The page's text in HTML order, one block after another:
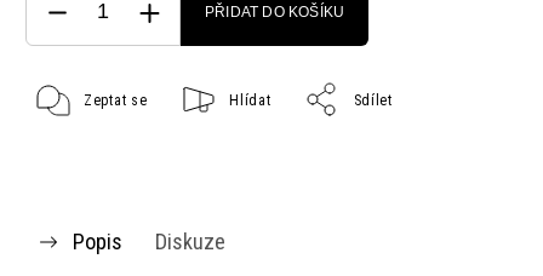
PŘIDAT DO KOŠÍKU
Zeptat se Hlídat Sdílet
Popis Diskuze